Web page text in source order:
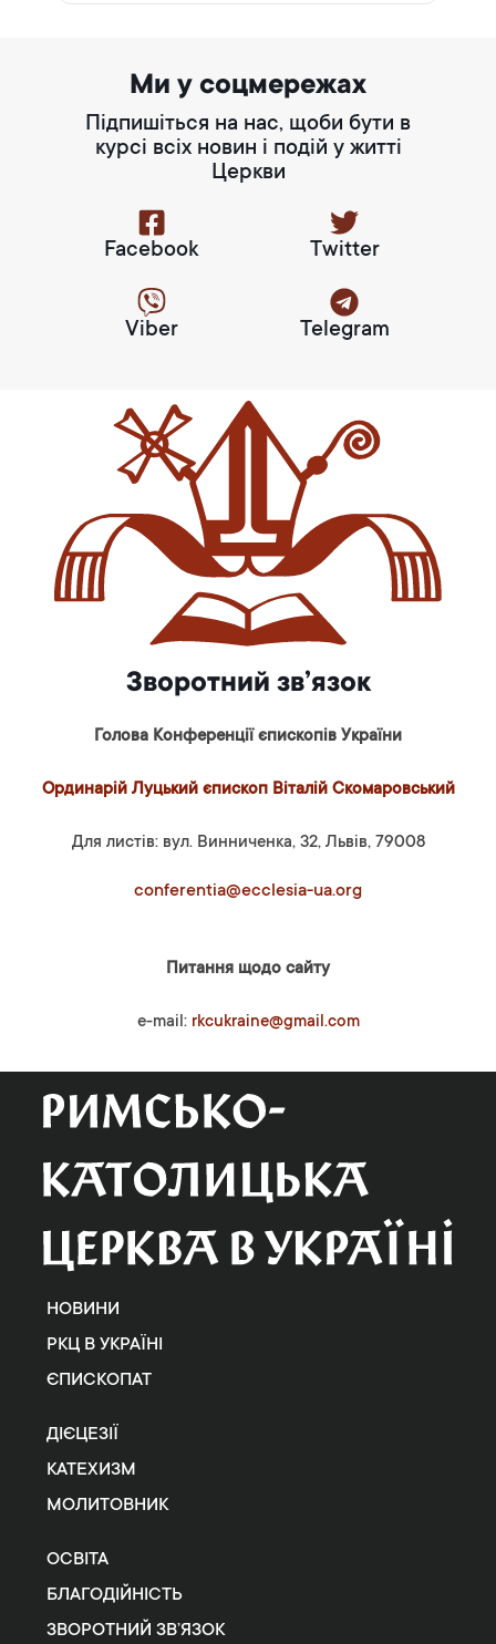
Ми у соцмережах
Підпишіться на нас, щоби бути в
курсі всіх новин і подій у житті
Церкви
Facebook Twitter
Viber Telegram
Зворотний зв’язок
Голова Конференції єпископів України
Ординарій Луцький єпископ Віталій Скомаровський
Для листів: вул. Винниченка, 32, Львів, 79008
conferentia@ecclesia-ua.org
Питання щодо сайту
e-mail: rkcukraine@gmail.com
НОВИНИ
РКЦ В УКРАЇНІ
ЄПИСКОПАТ
ДІЄЦЕЗІЇ
КАТЕХИЗМ
МОЛИТОВНИК
ОСВІТА
БЛАГОДІЙНІСТЬ
ЗВОРОТНИЙ ЗВ’ЯЗОК